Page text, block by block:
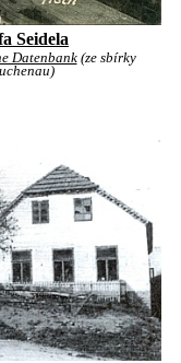
Seidela
Datenbank(ze sbírky